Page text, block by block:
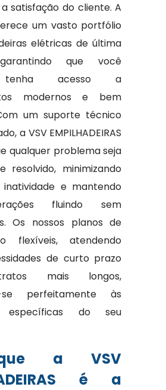
satisfação do cliente. A
um vasto portfólio
elétricas de última
que você
tenha acesso a
modernos e bem
um suporte técnico
a VSV EMPILHADEIRAS
qualquer problema seja
resolvido, minimizando
e mantendo
fluindo sem
Os nossos planos de
flexíveis, atendendo
de curto prazo
mais longos,
se perfeitamente às
específicas do seu
a VSV
é a